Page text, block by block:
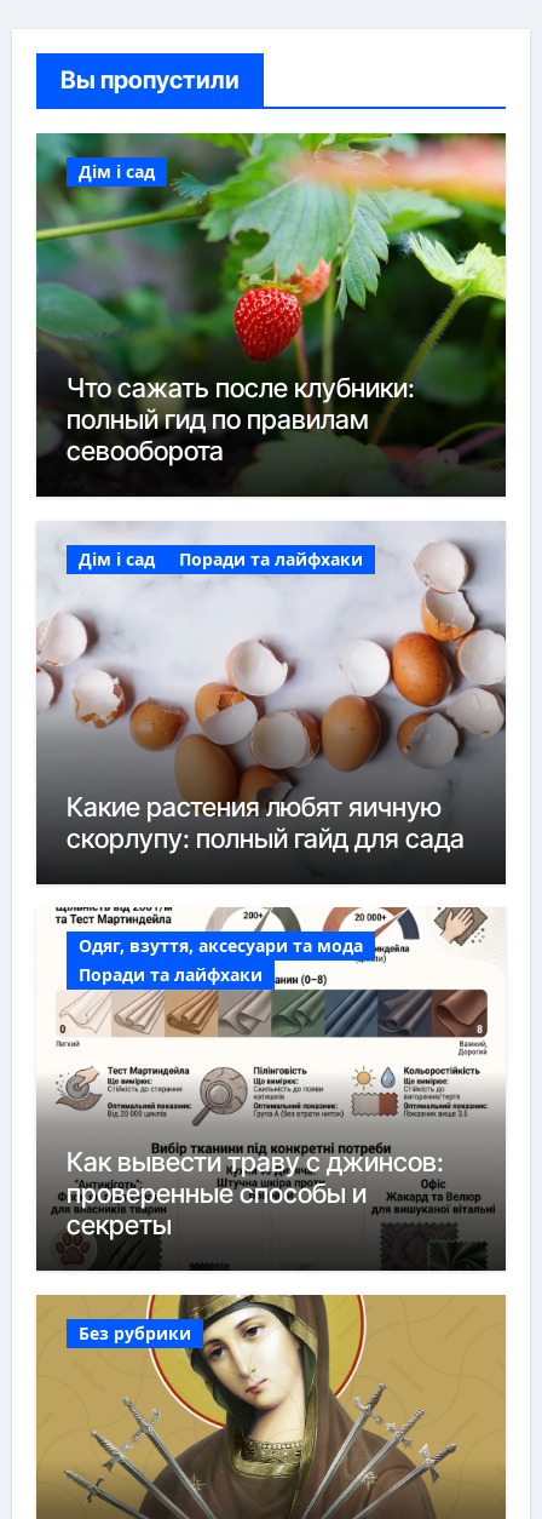
Вы пропустили
Дім і сад
Что сажать после клубники:
полный гид по правилам
севооборота
Дім і сад Поради та лайфхаки
Какие растения любят яичную
скорлупу: полный гайд для сада
Одяг, взуття, аксесуари та мода
Поради та лайфхаки
Как вывести траву с джинсов:
проверенные способы и
секреты
Без рубрики